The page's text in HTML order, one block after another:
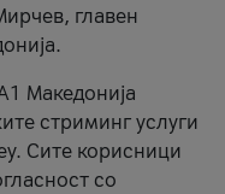
главен
Македонија
стриминг услуги
Сите корисници
со